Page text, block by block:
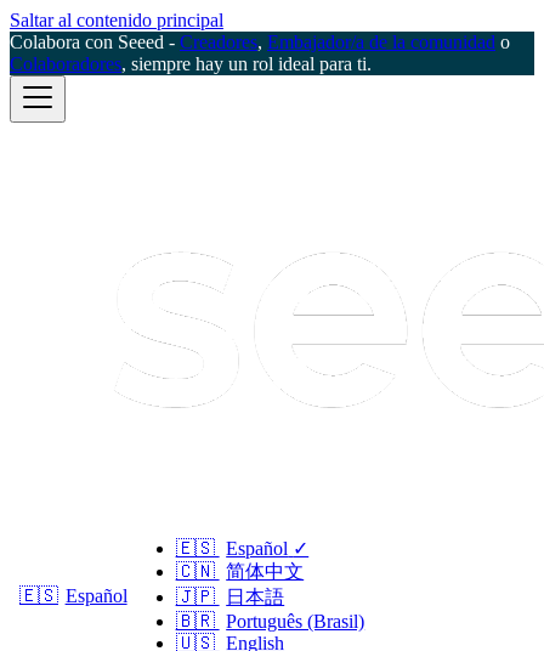
Saltar al contenido principal
Colabora con Seeed - Creadores, Embajador/a de la comunidad o
Colaboradores, siempre hay un rol ideal para ti.
🇪🇸 Español
🇪🇸 Español ✓
🇨🇳 简体中文
🇯🇵
日本語
🇧🇷 Português (Brasil)
🇺🇸 English